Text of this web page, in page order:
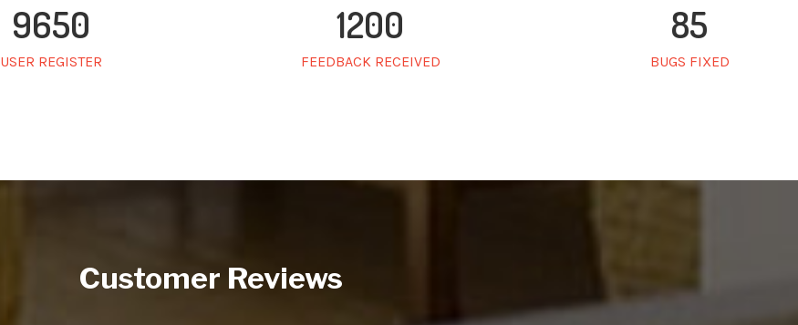
9650
USER REGISTER
1200
FEEDBACK RECEIVED
85
BUGS FIXED
Customer Reviews